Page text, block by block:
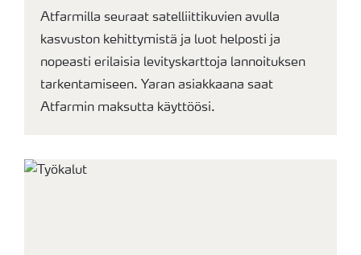
Atfarmilla seuraat satelliittikuvien avulla
kasvuston kehittymistä ja luot helposti ja
nopeasti erilaisia levityskarttoja lannoituksen
tarkentamiseen. Yaran asiakkaana saat
Atfarmin maksutta käyttöösi.